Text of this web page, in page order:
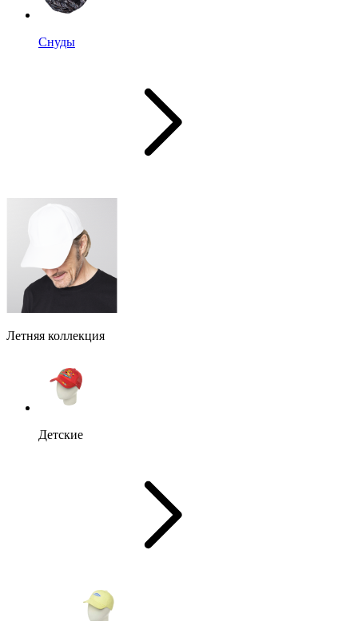
Снуды
Летняя коллекция
Детские